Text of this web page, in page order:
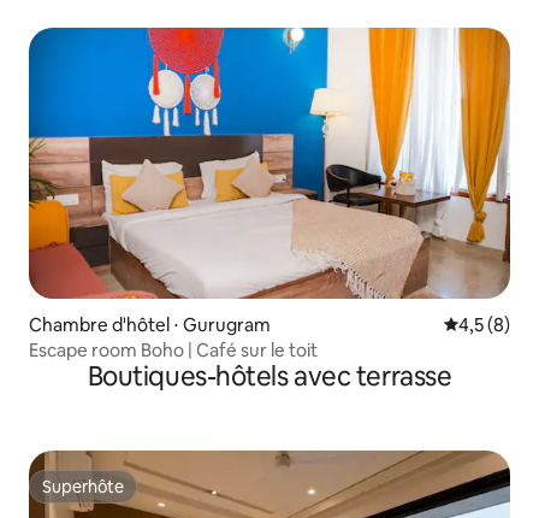
Chambre d'hôtel ⋅ Gurugram Évaluation
4,5 (8)
Escape room Boho | Café sur le toit
Boutiques-hôtels avec terrasse
Superhôte
Superhôte